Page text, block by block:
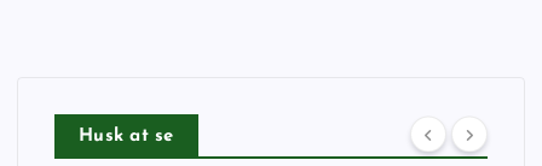
Husk at se